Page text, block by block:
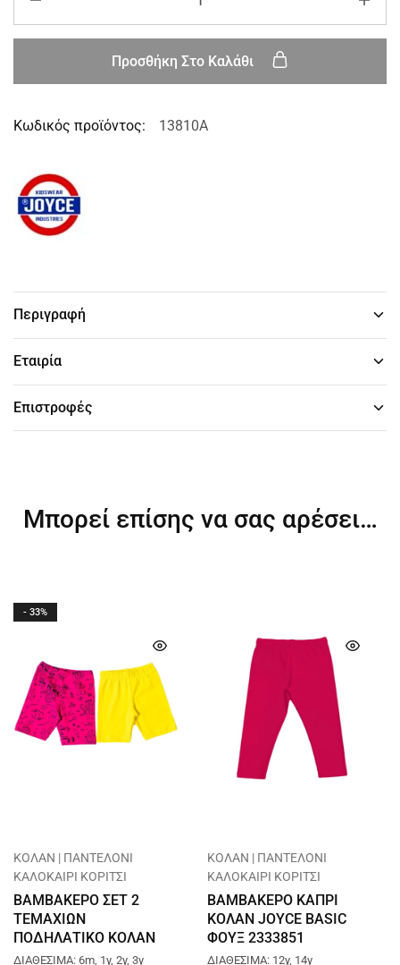
Προσθήκη Στο Καλάθι
Κωδικός προϊόντος: 13810A
Περιγραφή
Εταιρία
Επιστροφές
Μπορεί επίσης να σας αρέσει…
- 33%
ΚΟΛΑΝ | ΠΑΝΤΕΛΟΝΙ
ΚΑΛΟΚΑΙΡΙ ΚΟΡΙΤΣΙ
ΒΑΜΒΑΚΕΡΟ ΣΕΤ 2
ΤΕΜΑΧΙΩΝ
ΠΟΔΗΛΑΤΙΚΟ ΚΟΛΑΝ
ΓΙΑ ΚΟΡΙΤΣΙ JOYCE
ΔΙΑΘΕΣΙΜΑ: 6m, 1y, 2y, 3y
ΚΟΛΑΝ | ΠΑΝΤΕΛΟΝΙ
ΚΑΛΟΚΑΙΡΙ ΚΟΡΙΤΣΙ
ΒΑΜΒΑΚΕΡΟ ΚΑΠΡΙ
ΚΟΛΑΝ JOYCE BASIC
ΦΟΥΞ 2333851
ΔΙΑΘΕΣΙΜΑ: 12y, 14y